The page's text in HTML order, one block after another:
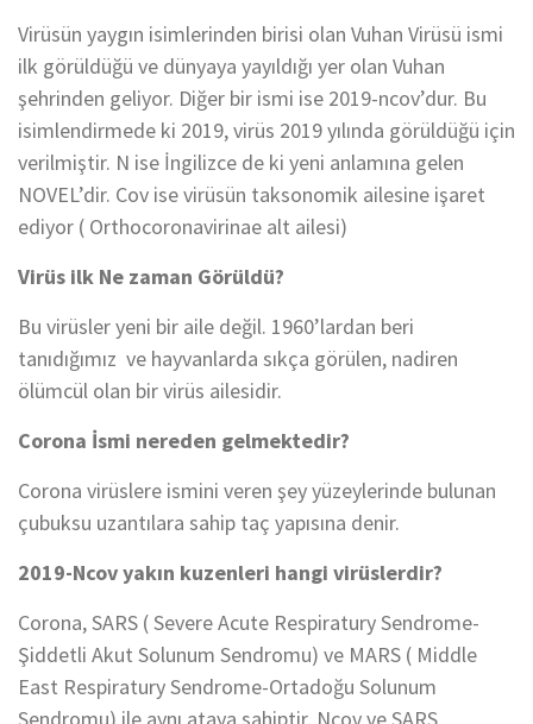
Virüsün yaygın isimlerinden birisi olan Vuhan Virüsü ismi
ilk görüldüğü ve dünyaya yayıldığı yer olan Vuhan
şehrinden geliyor. Diğer bir ismi ise 2019-ncov’dur. Bu
isimlendirmede ki 2019, virüs 2019 yılında görüldüğü için
verilmiştir. N ise İngilizce de ki yeni anlamına gelen
NOVEL’dir. Cov ise virüsün taksonomik ailesine işaret
ediyor ( Orthocoronavirinae alt ailesi)
Virüs ilk Ne zaman Görüldü?
Bu virüsler yeni bir aile değil. 1960’lardan beri
tanıdığımız ve hayvanlarda sıkça görülen, nadiren
ölümcül olan bir virüs ailesidir.
Corona İsmi nereden gelmektedir?
Corona virüslere ismini veren şey yüzeylerinde bulunan
çubuksu uzantılara sahip taç yapısına denir.
2019-Ncov yakın kuzenleri hangi virüslerdir?
Corona, SARS ( Severe Acute Respiratury Sendrome-
Şiddetli Akut Solunum Sendromu) ve MARS ( Middle
East Respiratury Sendrome-Ortadoğu Solunum